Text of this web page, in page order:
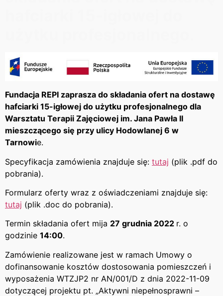
Fundacja REPI zaprasza do składania ofert na dostawę
hafciarki 15-igłowej do użytku profesjonalnego dla
Warsztatu Terapii Zajęciowej im. Jana Pawła II
mieszczącego się przy ulicy Hodowlanej 6 w
Tarnowie.
Specyfikacja zamówienia znajduje się: tutaj (plik .pdf do
pobrania).
Formularz oferty wraz z oświadczeniami znajduje się:
tutaj (plik .doc do pobrania).
Termin składania ofert mija 27 grudnia 2022 r. o
godzinie 14:00.
Zamówienie realizowane jest w ramach Umowy o
dofinansowanie kosztów dostosowania pomieszczeń i
wyposażenia WTZJP2 nr AN/001/D z dnia 2022-11-09
dotyczącej projektu pt. „Aktywni niepełnosprawni –